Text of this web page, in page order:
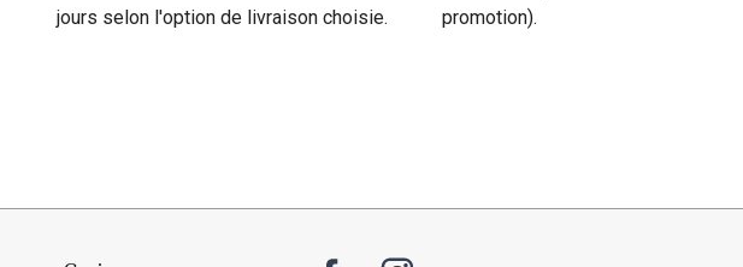
jours selon l'option de livraison choisie.
promotion).